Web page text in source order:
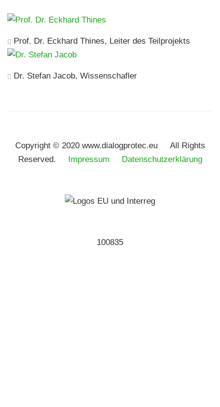
Prof. Dr. Eckhard Thines, Leiter des Teilprojekts
Dr. Stefan Jacob, Wissenschafler
Copyright © 2020 www.dialogprotec.eu All Rights
Reserved. Impressum Datenschutzerklärung
100835